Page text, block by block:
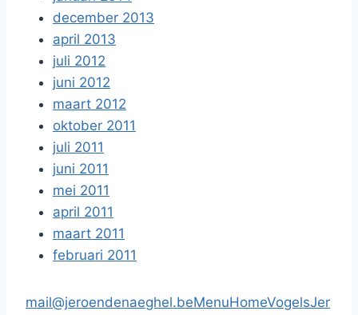
december 2013
april 2013
juli 2012
juni 2012
maart 2012
oktober 2011
juli 2011
juni 2011
mei 2011
april 2011
maart 2011
februari 2011
mail@jeroendenaeghel.beMenuHomeVogelsJer